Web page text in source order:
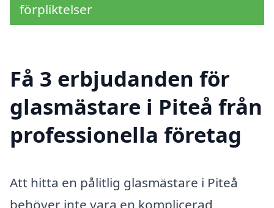
förpliktelser
Få 3 erbjudanden för
glasmästare i Piteå från
professionella företag
Att hitta en pålitlig glasmästare i Piteå
behöver inte vara en komplicerad